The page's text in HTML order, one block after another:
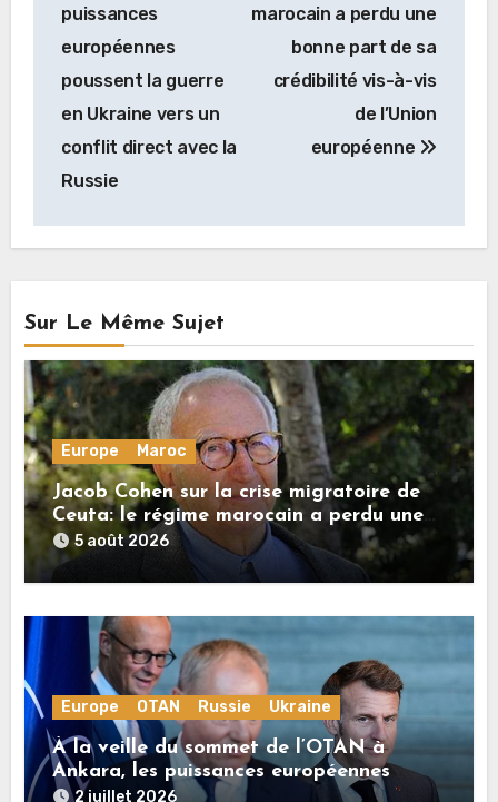
puissances
européennes
poussent la guerre
en Ukraine vers un
conflit direct avec la
Russie
marocain a perdu une
bonne part de sa
crédibilité vis-à-vis
de l’Union
européenne
Sur Le Même Sujet
Europe Maroc
Jacob Cohen sur la crise migratoire de
Ceuta: le régime marocain a perdu une
bonne part de sa crédibilité vis-à-vis de
l’Union européenne
5 août 2026
Europe OTAN Russie Ukraine
À la veille du sommet de l’OTAN à
Ankara, les puissances européennes
poussent la guerre en Ukraine vers un
2 juillet 2026